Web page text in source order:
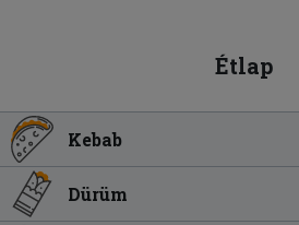
Étlap
Kebab
Dürüm